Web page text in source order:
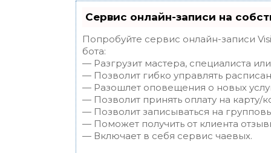
Сервис онлайн-записи на
Попробуйте сервис онлайн-записи
бота:
— Разгрузит мастера, специалиста
— Позволит гибко управлять
— Разошлет оповещения о новых
— Позволит принять оплату на карту/
— Позволит записываться на
— Поможет получить от клиента
— Включает в себя сервис чаевых.